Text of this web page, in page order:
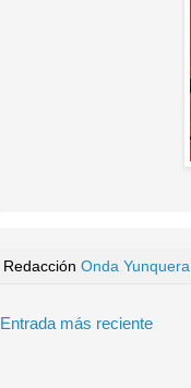
Redacción Onda Yunquera
Entrada más reciente